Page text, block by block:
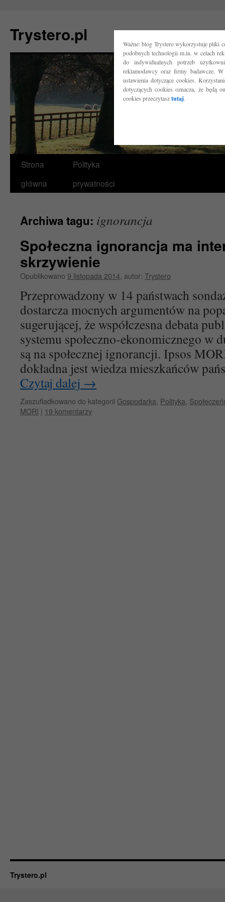
Ważne: blog Trystero wykorzystuje pliki
podobnych technologii m.in. w celach
do indywidualnych potrzeb
reklamodawcy oraz firmy badawcze.
ustawienia dotyczące cookies.
dotyczących cookies oznacza, że będą
cookies przeczytasztutaj.
Trystero.pl
Przejdź
do
Strona
główna
Polityka
prywatności
Archiwa tagu: ignorancja
Społeczna ignorancja ma
skrzywienie
Opublikowano 9 listopada 2014 autor: Trystero
Przeprowadzony w 14 państwach
dostarcza mocnych argumentów na
sugerującej, że współczesna debata
systemu społeczno-ekonomicznego w
są na społecznej ignorancji. Ipsos
dokładna jest wiedza mieszkańców
Czytaj dalej →
Zaszufladkowano do kategorii Gospodarka Polityka
MORI | 19 komentarzy
Trystero.pl